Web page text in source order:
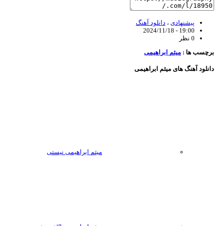
پیشنهادی، دانلود آهنگ
19:00 - 2024/11/18
ها : میثم ابراهیمی
آهنگ هایمیثم ابراهیمی
میثم ابراهیمی نیستی